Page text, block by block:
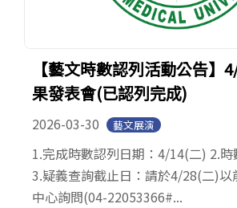
【藝文時數認列活動公告】
果發表會(已認列完成)
2026-03-30 藝文展演
1.完成時數認列日期：4/14(二) 2.
3.疑義查詢截止日：請於4/28(二)以
中心詢問(04-22053366#...